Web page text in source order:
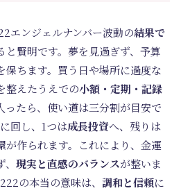
エンジェルナンバー波動の結果で
と賢明です。夢を見過ぎず、予算
保ちます。買う日や場所に過度な
整えたうえでの小額・定期・記録
ったら、使い道は三分割が目安で
に回し、1つは成長投資へ、残りは
が作られます。これにより、金運
現実と直感のバランスが整いま
の本当の意味は、 調和と信頼に